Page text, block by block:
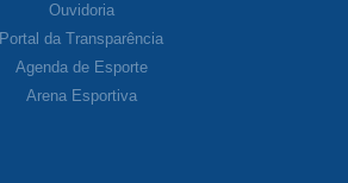
Ouvidoria
Portal da Transparência
Agenda de Esporte
Arena Esportiva